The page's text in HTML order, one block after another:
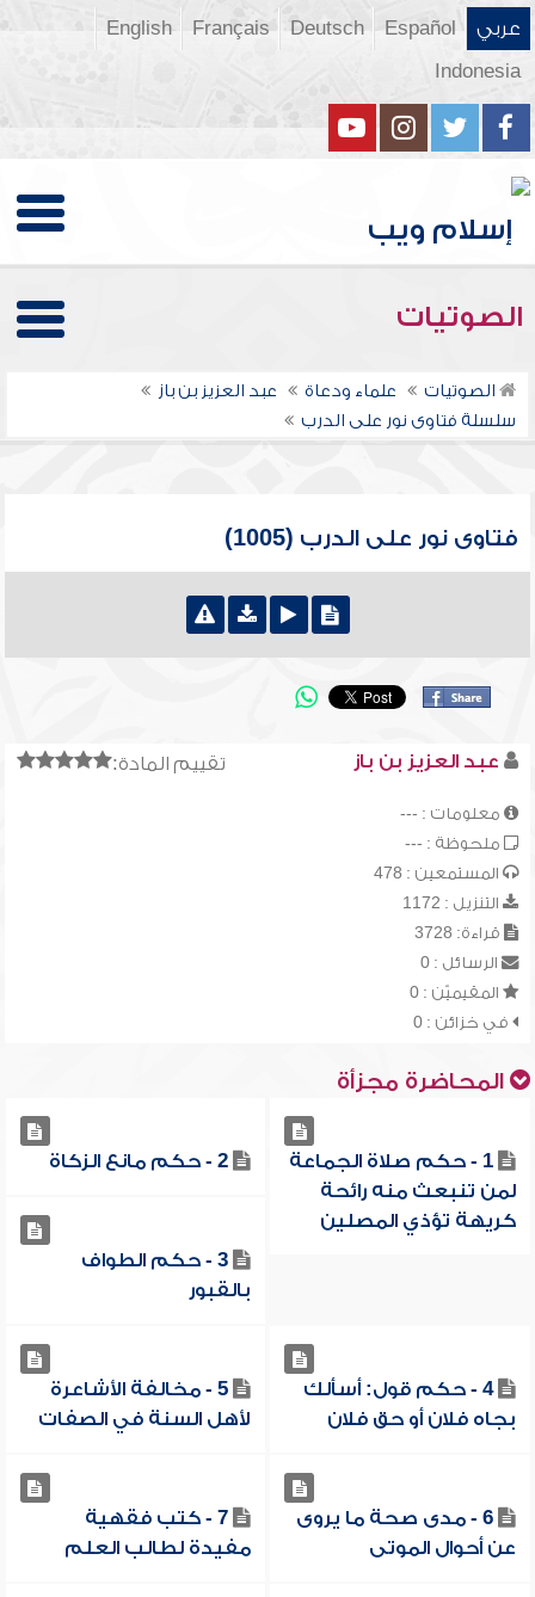
عربي Español
Deutsch
Français
English
Indonesia
الصوتيات
الصوتيات علماء ودعاة
عبد العزيز بن باز
سلسلة فتاوى نور على الدرب
فتاوى نور على الدرب (1005)
تقييم المادة: عبد العزيز بن باز
معلومات : ---
ملحوظة : ---
المستمعين : 478
التنزيل : 1172
قراءة: 3728
الرسائل : 0
المقيميّن : 0
في خزائن : 0
المحاضرة مجزأة
1 - حكم صلاة الجماعة
لمن تنبعث منه رائحة
كريهة تؤذي المصلين
2 - حكم مانع الزكاة
3 - حكم الطواف
بالقبور
4 - حكم قول: أسألك
بجاه فلان أو حق فلان
5 - مخالفة الأشاعرة
لأهل السنة في الصفات
6 - مدى صحة ما يروى
عن أحوال الموتى
7 - كتب فقهية
مفيدة لطالب العلم